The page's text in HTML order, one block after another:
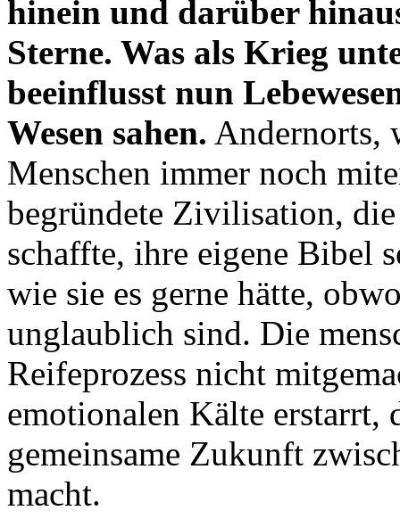
hinein und darüber
Sterne. Was als Krieg
beeinflusst nun
Wesen sahen. Andernorts,
Menschen immer noch
begründete Zivilisation,
schaffte, ihre eigene Bibel
wie sie es gerne hätte,
unglaublich sind. Die
Reifeprozess nicht
emotionalen Kälte erstarrt,
gemeinsame Zukunft
macht.